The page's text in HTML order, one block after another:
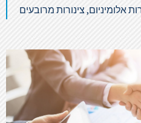
אלומיניום, צינורות מרובעים